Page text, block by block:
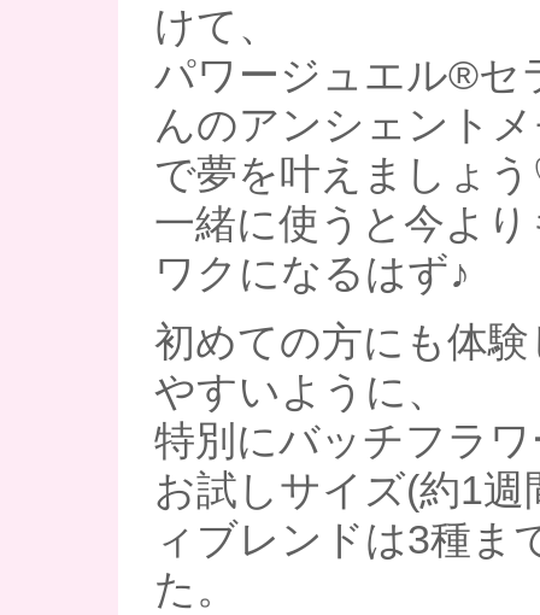
けて、
パワージュエル®︎セ
んのアンシェント
で夢を叶えましょ
一緒に使うと今よ
ワクになるはず♪
初めての方にも体
やすいように、
特別にバッチフラ
お試しサイズ(約1週
ィブレンドは3種ま
た。